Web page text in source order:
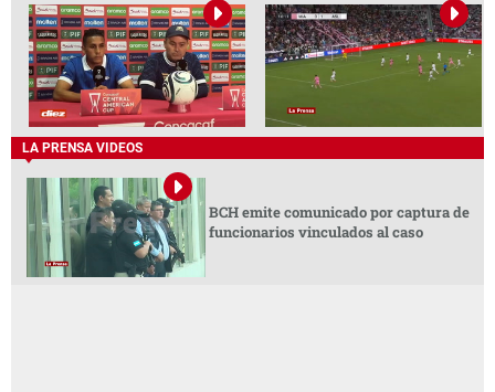
LA PRENSA VIDEOS
BCH emite comunicado por captura de
funcionarios vinculados al caso